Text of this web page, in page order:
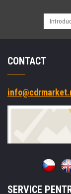
CONTACT
SERVICE